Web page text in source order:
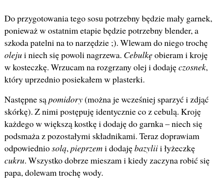
Do przygotowania tego sosu potrzebny będzie mały garnek,
ponieważ w ostatnim etapie będzie potrzebny blender, a
szkoda patelni na to narzędzie ;). Wlewam do niego trochę
olejui niech się powoli nagrzewa. Cebulkęobieram i kroję
w kosteczkę. Wrzucam na rozgrzany olej i dodajęczosnek,
który uprzednio posiekałem w plasterki.
Następne sąpomidory(można je wcześniej sparzyć i zdjąć
skórkę). Z nimi postępuję identycznie co z cebulą. Kroję
każdego w większą kostkę i dodaję do garnka – niech się
podsmaża z pozostałymi składnikami. Teraz doprawiam
odpowiedniosolą,pieprzemi dodajębazyliii łyżeczkę
cukru. Wszystko dobrze mieszam i kiedy zaczyna robić się
papa, dolewam trochę wody.